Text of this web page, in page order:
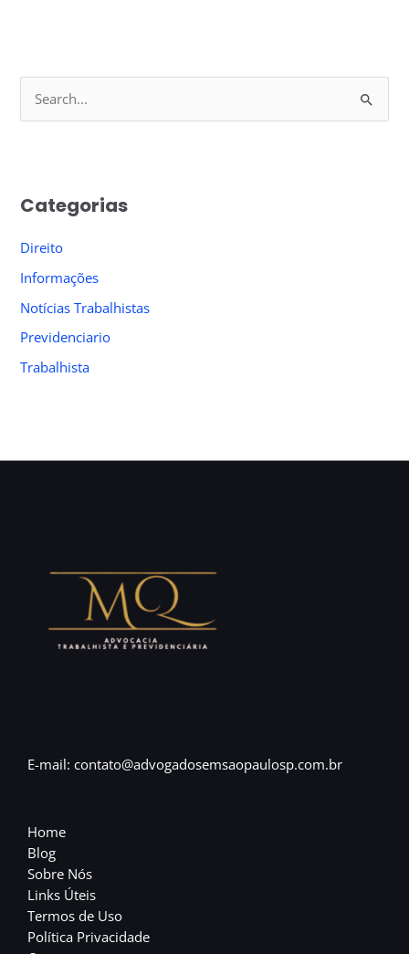
c
o
r
:
Categorias
Direito
Informações
Notícias Trabalhistas
Previdenciario
Trabalhista
E-mail: contato@advogadosemsaopaulosp.com.br
Home
Blog
Sobre Nós
Links Úteis
Termos de Uso
Política Privacidade